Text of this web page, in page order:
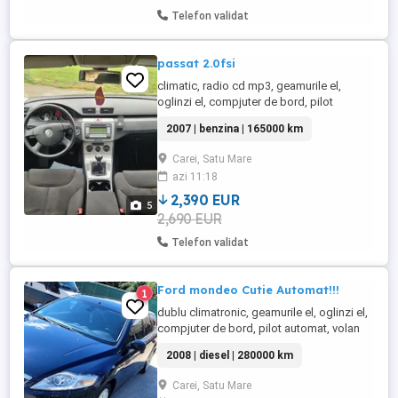
Telefon validat
5
passat 2.0fsi
climatic, radio cd mp3, geamurile el,
oglinzi el, compjuter de bord, pilot
centralizata cu telecomanda, cotiera,
incalzire de scaun,
2007 | benzina | 165000 km
Carei, Satu Mare
azi 11:18
2,390 EUR
2,690 EUR
Telefon validat
1 Ford mondeo Cutie Automat!!!
dublu climatronic, geamurile el, oglinzi el,
compjuter de bord, pilot automat, volan
telecomanda, incalzire de scaun, CUTIE
AUTOMAT!!!STAREA FOARTE BUNĂ!!
2008 | diesel | 280000 km
Carei, Satu Mare